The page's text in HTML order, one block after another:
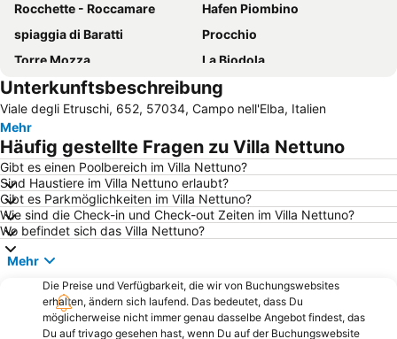
Rocchette - Roccamare
Hafen Piombino
spiaggia di Baratti
Procchio
Torre Mozza
La Biodola
Naregno
Pareti
Fetovaia
Isola di Pianosa
Spiaggia Lunga
La Rocca di Populonia
Parco Costiero di Rimigliano
Spiaggia di Marciana Marina
Capo Bianco
Marina Di Campo Airport
Museo Nazionale delle Residenze di Napoleone Isola d'Elba Villa San Martino
Le Rocchette
Tenuta San Guido
Barbarossa
Museo Archelogico del Territorio di Populonia
Casetta Civinini Castiglione della Pescaia
Pratoranieri
Lacona beach
Tropicana Beach
Unterkunftsbeschreibung
Viale degli Etruschi, 652, 57034, Campo nell'Elba, Italien
Mehr
Häufig gestellte Fragen zu Villa Nettuno
Gibt es einen Poolbereich im Villa Nettuno?
Sind Haustiere im Villa Nettuno erlaubt?
Gibt es Parkmöglichkeiten im Villa Nettuno?
Wie sind die Check-in und Check-out Zeiten im Villa Nettuno?
Wo befindet sich das Villa Nettuno?
Mehr
Die Preise und Verfügbarkeit, die wir von Buchungswebsites
erhalten, ändern sich laufend. Das bedeutet, dass Du
möglicherweise nicht immer genau dasselbe Angebot findest, das
Du auf trivago gesehen hast, wenn Du auf der Buchungswebsite